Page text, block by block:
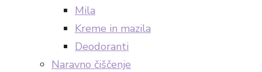
Mila
Kreme in mazila
Deodoranti
Naravno čiščenje